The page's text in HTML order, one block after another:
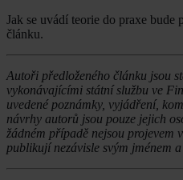
Jak se uvádí teorie do praxe
článku.
Autoři předloženého článku jsou
vykonávajícími státní službu ve
uvedené poznámky, vyjádření,
návrhy autorů jsou pouze jejich
žádném případě nejsou
publikují nezávisle svým jménem